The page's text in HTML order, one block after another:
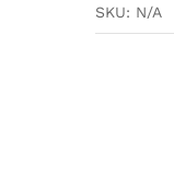
SKU: N/A